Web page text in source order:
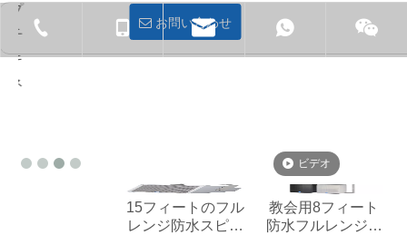
アレイ
スピー
カー
ピーカー
お問い合わせ
ピーカーキャビネ
お問い合わせ
15フィートのフル
レンジ防水スピー
ビデオ
教会用8フィート
防水フルレンジス
+ 86-7692781017-826
+ 86-138-